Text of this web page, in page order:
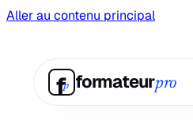
Aller au contenu principal
fp formateurpro